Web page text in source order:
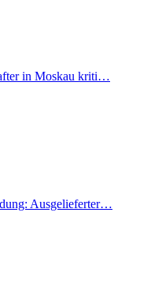
in Moskau kriti…
Ausgelieferter…